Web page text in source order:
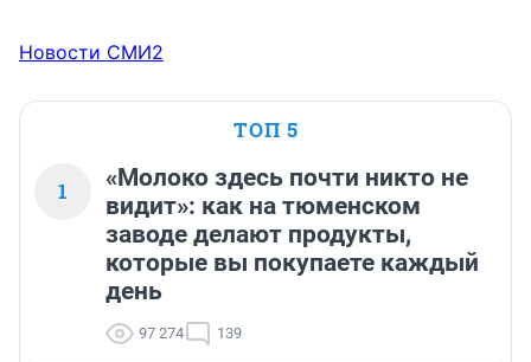
Новости СМИ2
ТОП 5
1
«Молоко здесь почти никто не
видит»: как на тюменском
заводе делают продукты,
которые вы покупаете каждый
день
97 274 139